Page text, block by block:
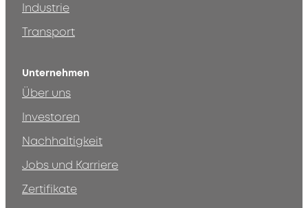
Industrie
Transport
Unternehmen
Über uns
Investoren
Nachhaltigkeit
Jobs und Karriere
Zertifikate